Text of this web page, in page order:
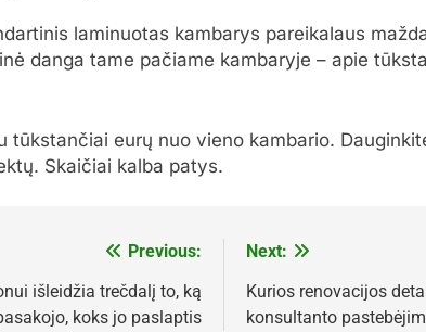
laminuotas kambarys pareikalaus
danga tame pačiame kambaryje – apie
tūkstančiai eurų nuo vieno kambario.
Skaičiai kalba patys.
Previous:
išleidžia trečdalį to, ką
koks jo paslaptis
Next:
Kurios renovacijos
konsultanto